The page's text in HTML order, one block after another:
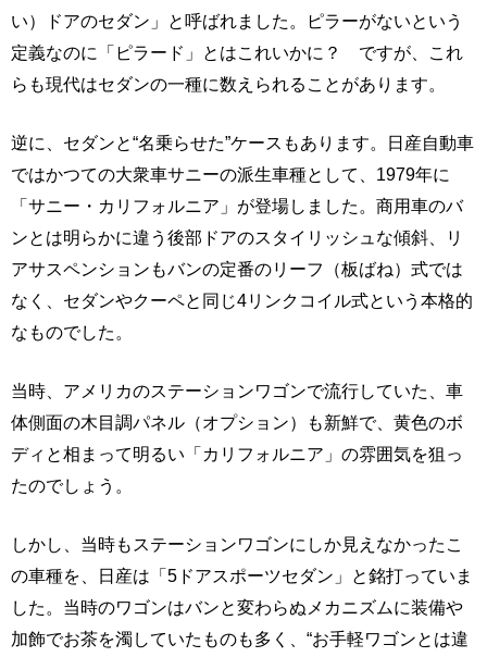
い）ドアのセダン」と呼ばれました。ピラーがないという
定義なのに「ピラード」とはこれいかに？ ですが、これ
らも現代はセダンの一種に数えられることがあります。
逆に、セダンと“名乗らせた”ケースもあります。日産自動車
ではかつての大衆車サニーの派生車種として、1979年に
「サニー・カリフォルニア」が登場しました。商用車のバ
ンとは明らかに違う後部ドアのスタイリッシュな傾斜、リ
アサスペンションもバンの定番のリーフ（板ばね）式では
なく、セダンやクーペと同じ4リンクコイル式という本格的
なものでした。
当時、アメリカのステーションワゴンで流行していた、車
体側面の木目調パネル（オプション）も新鮮で、黄色のボ
ディと相まって明るい「カリフォルニア」の雰囲気を狙っ
たのでしょう。
しかし、当時もステーションワゴンにしか見えなかったこ
の車種を、日産は「5ドアスポーツセダン」と銘打っていま
した。当時のワゴンはバンと変わらぬメカニズムに装備や
加飾でお茶を濁していたものも多く、“お手軽ワゴンとは違